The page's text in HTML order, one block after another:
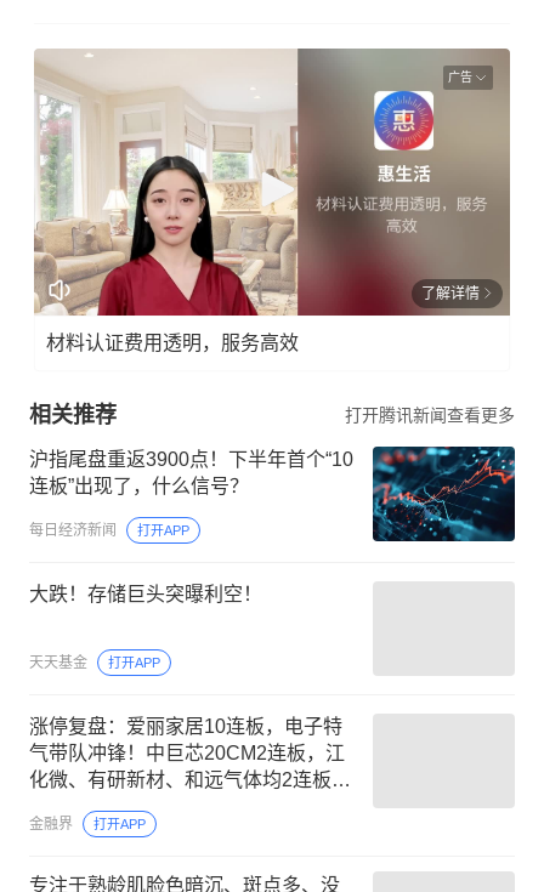
广告
了解详情
材料认证费用透明，服务高效
相关推荐 打开腾讯新闻查看更多
沪指尾盘重返3900点！下半年首个“10
连板”出现了，什么信号？
每日经济新闻 打开APP
大跌！存储巨头突曝利空！
天天基金 打开APP
涨停复盘：爱丽家居10连板，电子特
气带队冲锋！中巨芯20CM2连板，江
化微、有研新材、和远气体均2连板，
多氟多、中欣氟材涨停！
金融界 打开APP
专注于熟龄肌脸色暗沉、斑点多、没